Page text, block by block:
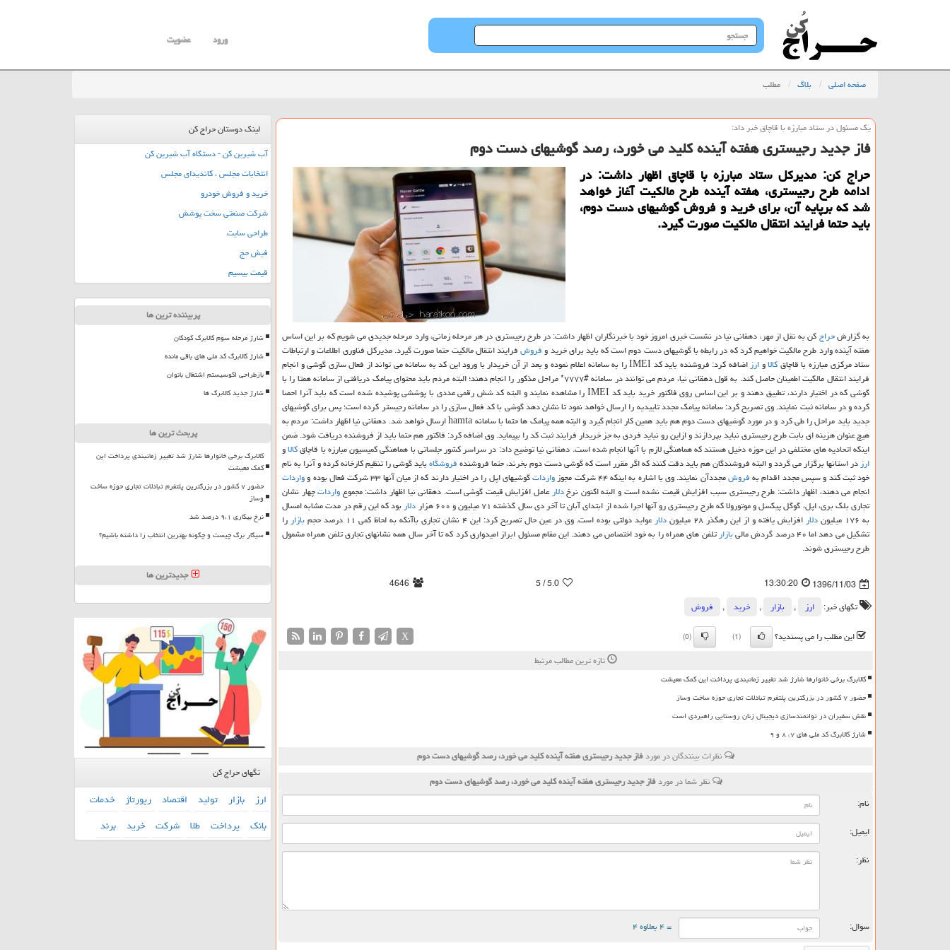
جستجو
در
ورود عضویت
صفحه اصلی بلاگ مطلب
یك مسئول در ستاد مبارزه با قاچاق خبر داد:
فاز جدید رجیستری هفته آینده كلید می خورد، رصد گوشیهای دست دوم
حراج كن: مدیركل ستاد مبارزه با قاچاق اظهار داشت: در
ادامه طرح رجیستری، هفته آینده طرح مالكیت آغاز خواهد
شد كه برپایه آن، برای خرید و فروش گوشیهای دست دوم،
باید حتما فرایند انتقال مالكیت صورت گیرد.
به گزارشحراجكن به نقل از مهر، دهقانی نیا در نشست خبری امروز خود با خبرنگاران اظهار داشت: در طرح رجیستری در هر مرحله زمانی، وارد مرحله جدیدی می شویم كه بر این اساس
هفته آینده وارد طرح مالكیت خواهیم كرد كه در رابطه با گوشیهای دست دوم است كه باید برای خرید وفروشفرایند انتقال مالكیت حتما صورت گیرد. مدیركل فناوری اطلاعات و ارتباطات
ستاد مركزی مبارزه با قاچاقكالاوارز
اضافه كرد: فروشنده باید كد IMEI را به سامانه اعلام نموده و بعد از آن خریدار با ورود این كد به سامانه می تواند از فعال سازی گوشی و انجام
فرایند انتقال مالكیت اطمینان حاصل كند. به قول دهقانی نیا، مردم می توانند در سامانه #۷۷۷۷* مراحل مذكور را انجام دهند؛ البته مردم باید محتوای پیامك دریافتی از سامانه همتا را با
گوشی كه در اختیار دارند، تطبیق دهند و بر این اساس روی فاكتور خرید باید كد IMEI را مشاهده نمایند و البته كد شش رقمی عددی با پوششی پوشیده شده است كه باید آنرا احصا
كرده و در سامانه ثبت نمایند. وی تصریح كرد: سامانه پیامك مجدد تاییدیه را ارسال خواهد نمود تا نشان دهد گوشی با كد فعال سازی را در سامانه رجیستر كرده است؛ پس برای گوشیهای
جدید باید مراحل را طی كرد و در مورد گوشیهای دست دوم هم باید همین كار انجام گیرد و البته همه پیامك ها حتما با سامانه hamta ارسال خواهد شد. دهقانی نیا اظهار داشت: مردم به
هیچ عنوان هزینه ای بابت طرح رجیستری نباید بپردازند و ازاین رو نباید فردی به جز خریدار فرایند ثبت كد را بپیماید. وی اضافه كرد: فاكتور هم حتما باید از فروشنده دریافت شود. ضمن
اینكه اتحادیه های مختلفی در این حوزه دخیل هستند كه هماهنگی لازم با آنها انجام شده است. دهقانی نیا توضیح داد: در سراسر كشور جلساتی با هماهنگی كمیسیون مبارزه با قاچاقكالاو
ارزدر استانها برگزار می گردد و البته فروشندگان هم باید دقت كنند كه اگر مقرر است كه گوشی دست دوم بخرند، حتما فروشندهفروشگاهباید گوشی را تنظیم كارخانه كرده و آنرا به نام
خود ثبت كند و سپس مجدد اقدام بهفروشمجددآن نمایند. وی با اشاره به اینكه ۴۴ شركت مجوز وارداتگوشیهای اپل را در اختیار دارند كه از میان آنها ۳۳ شركت فعال بوده و
واردات
انجام می دهند، اظهار داشت: طرح رجیستری سبب افزایش قیمت نشده است و البته اكنون نرخدلارعامل افزایش قیمت گوشی است. دهقانی نیا اظهار داشت: مجموعوارداتچهار نشان
تجاری بلك بری، اپل، گوگل پیكسل و موتورولا كه طرح رجیستری رو آنها اجرا شده از ابتدای آبان تا آخر دی سال گذشته ۷۱ میلیون و ۶۰۰ هزار
دلاربود كه این رقم در مدت مشابه امسال
به ۱۷۶ میلیون
دلارافزایش یافته و از این رهگذر ۲۸ میلیون دلارعواید دولتی بوده است. وی در عین حال تصریح كرد: این ۴ نشان تجاری باآنكه به لحاظ كمی ۱۱ درصد حجم بازاررا
تشكیل می دهد اما ۴۰ درصد گردش مالی
بازارتلفن های همراه را به خود اختصاص می دهند. این مقام مسئول ابراز امیدواری كرد كه تا آخر سال همه نشانهای تجاری تلفن همراه مشمول
طرح رجیستری شوند.
1396/11/03
13:30:20
5.0
/ 5
4646
تگهای خبر:
ارز , بازار , خرید ,
فروش
این مطلب را می پسندید؟
(1)
(0)
X
تازه ترین مطالب مرتبط
کالابرگ برخی خانوارها شارژ شد تغییر زمانبندی پرداخت این کمک معیشت
حضور ۷ کشور در بزرگترین پلتفرم تبادلات تجاری حوزه ساخت وساز
نقش سفیران در توانمندسازی دیجیتال زنان روستایی راهبردی است
شارژ کالابرگ کد ملی های ۷، ۸ و ۹
نظرات بینندگان در موردفاز جدید رجیستری هفته آینده كلید می خورد، رصد گوشیهای دست دوم
نظر شما در موردفاز جدید رجیستری هفته آینده كلید می خورد، رصد گوشیهای دست دوم
نام:
ایمیل:
نظر:
سوال: = ۴ بعلاوه ۴
لینک دوستان حراج کن
آب شیرین کن - دستگاه آب شیرین کن
انتخابات مجلس ، کاندیدای مجلس
خرید و فروش خودرو
شرکت صنعتی سخت پوشش
طراحی سایت
فیش حج
قیمت بیسیم
پربیننده ترین ها
شارژ مرحله سوم کالابرگ کودکان
شارژ کالابرگ کد ملی های باقی مانده
بازطراحی اکوسیستم اشتغال بانوان
شارژ جدید کالابرگ ها
پربحث ترین ها
کالابرگ برخی خانوارها شارژ شد تغییر زمانبندی پرداخت این
کمک معیشت
حضور ۷ کشور در بزرگترین پلتفرم تبادلات تجاری حوزه ساخت
وساز
نرخ بیکاری ۹،۱ درصد شد
سیگار برگ چیست و چگونه بهترین انتخاب را داشته باشیم؟
جدیدترین ها
تگهای حراج کن
ارز بازار تولید اقتصاد رپورتاژ خدمات
بانك پرداخت طلا شركت خرید برند